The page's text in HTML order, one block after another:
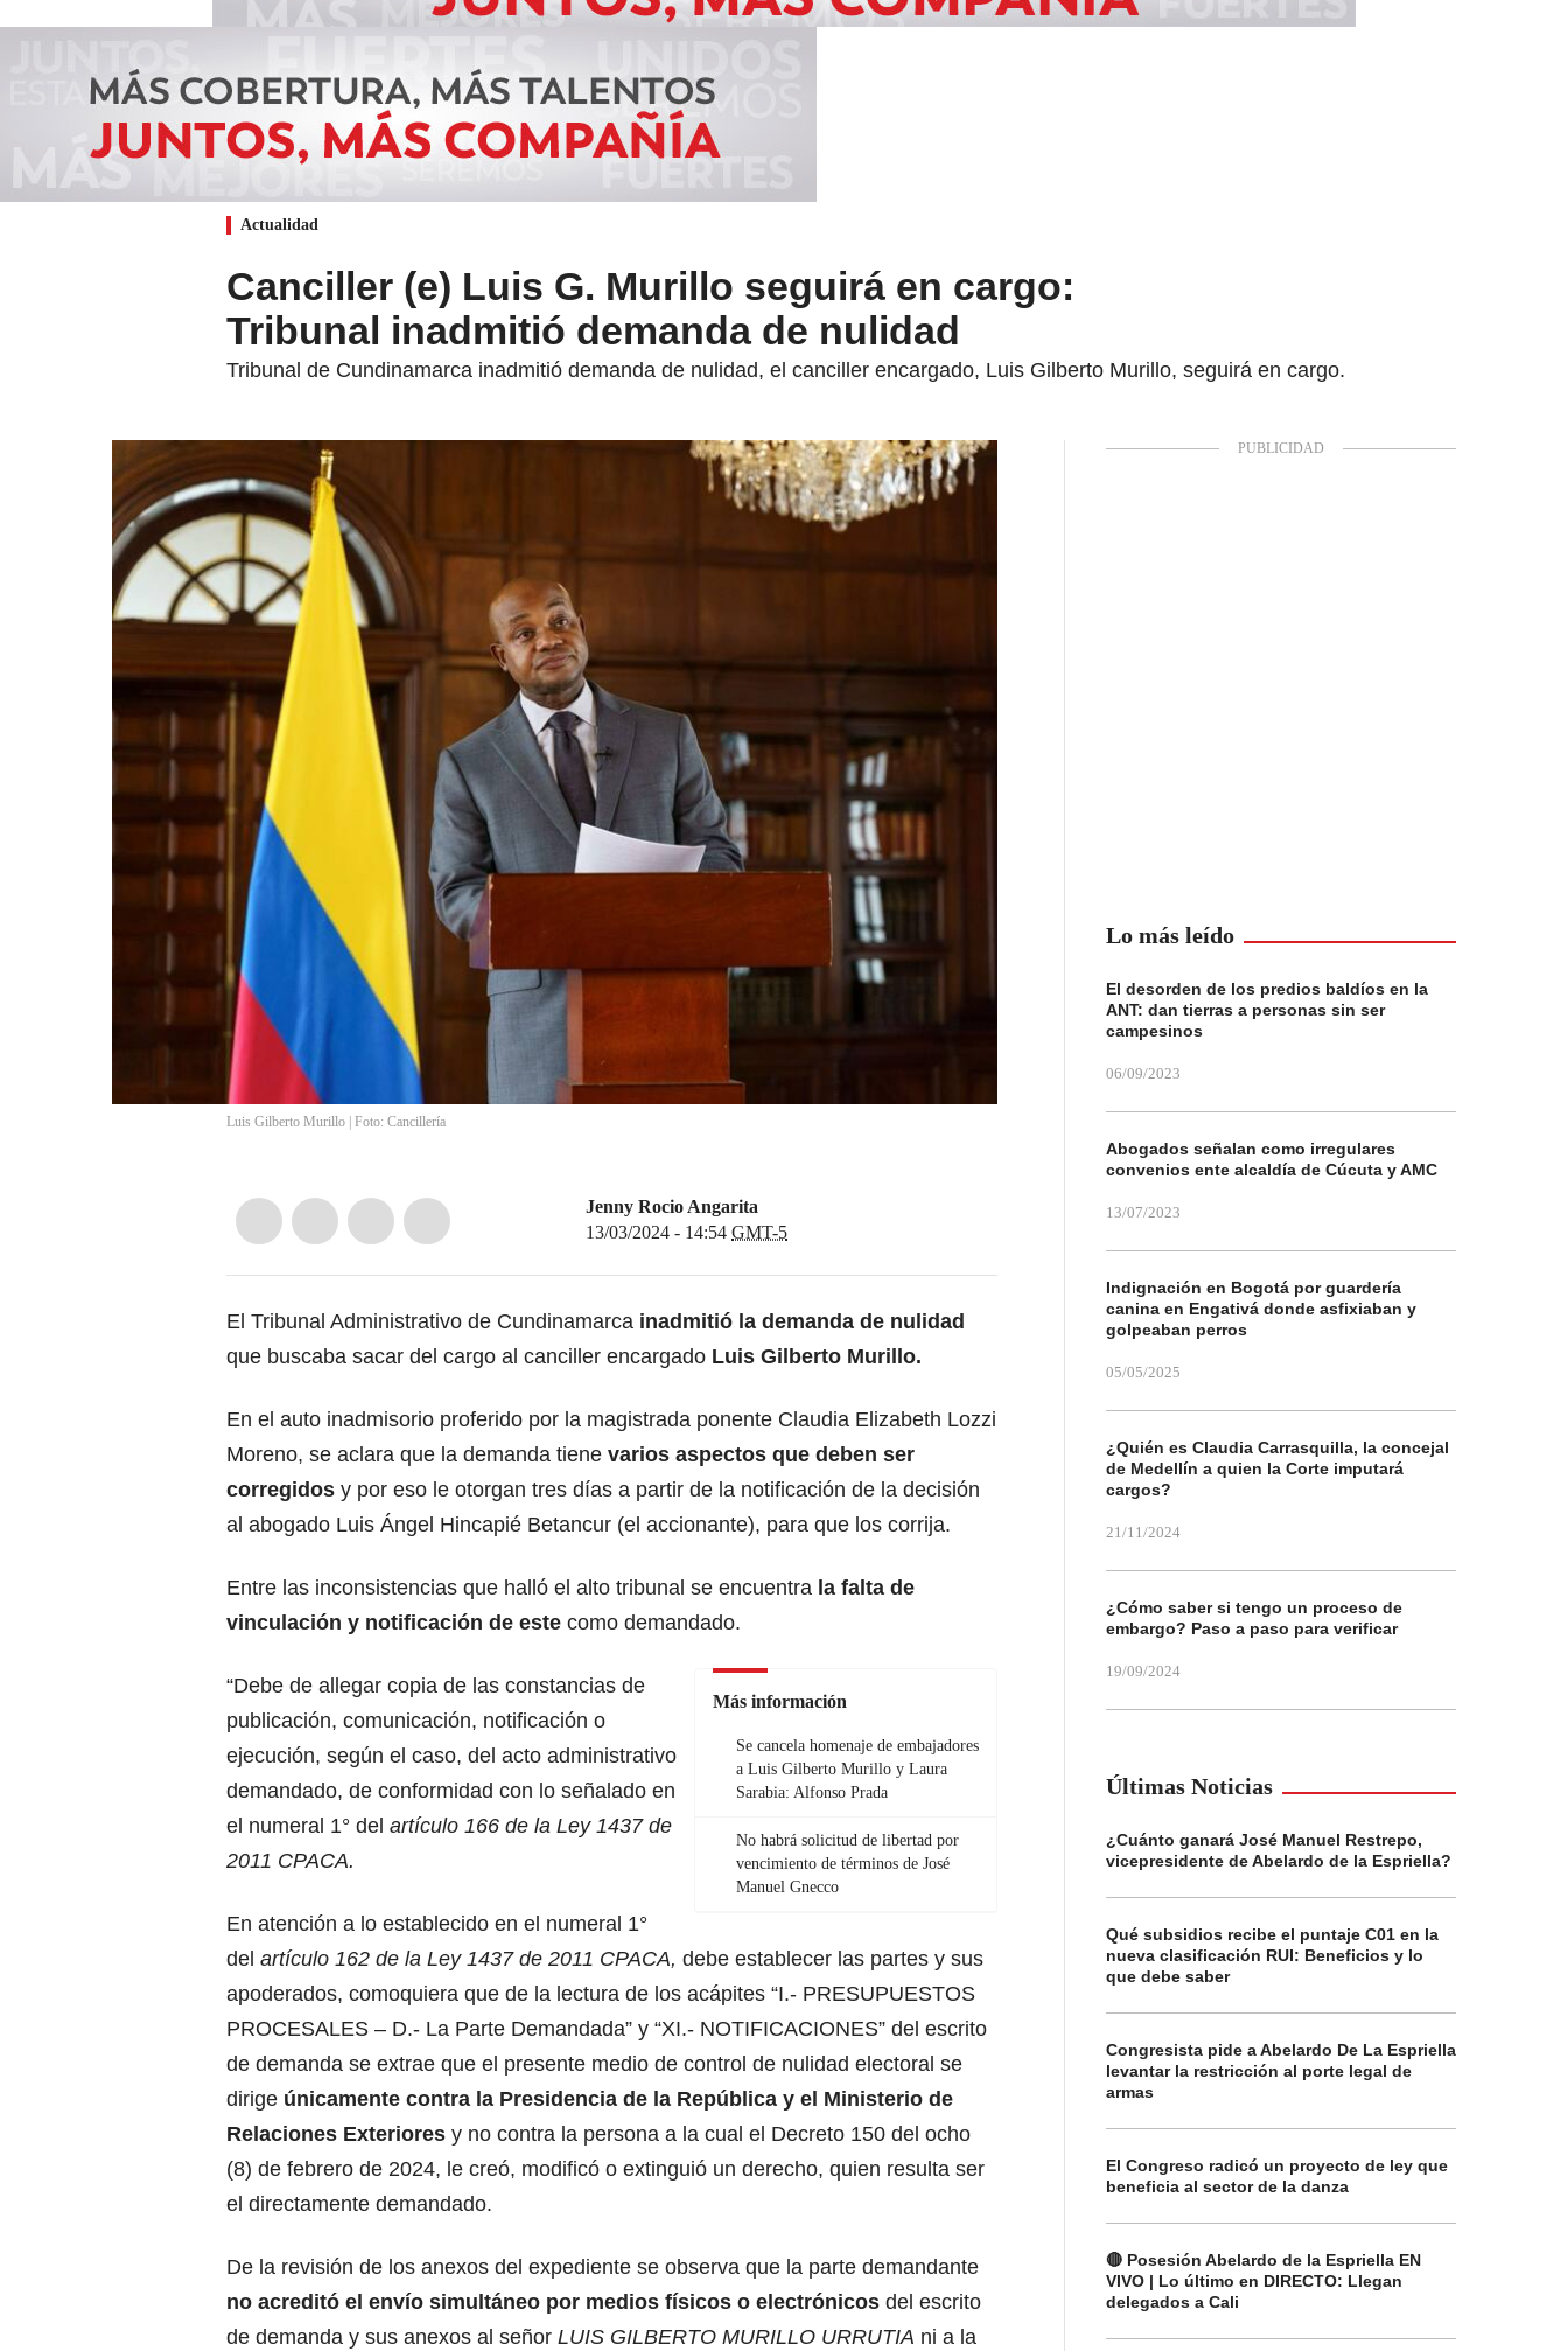
Actualidad
Canciller (e) Luis G. Murillo seguirá en cargo:
Tribunal inadmitió demanda de nulidad
Tribunal de Cundinamarca inadmitió demanda de nulidad, el canciller encargado, Luis Gilberto Murillo, seguirá en cargo.
Luis Gilberto Murillo | Foto: Cancillería
Jenny Rocio Angarita
13/03/2024 - 14:54 GMT-5
El Tribunal Administrativo de Cundinamarca inadmitió la demanda de nulidad
que buscaba sacar del cargo al canciller encargado Luis Gilberto Murillo.
En el auto inadmisorio proferido por la magistrada ponente Claudia Elizabeth Lozzi
Moreno, se aclara que la demanda tiene varios aspectos que deben ser
corregidos y por eso le otorgan tres días a partir de la notificación de la decisión
al abogado Luis Ángel Hincapié Betancur (el accionante), para que los corrija.
Entre las inconsistencias que halló el alto tribunal se encuentra la falta de
vinculación y notificación de este como demandado.
Más información
Se cancela homenaje de embajadores
a Luis Gilberto Murillo y Laura
Sarabia: Alfonso Prada
No habrá solicitud de libertad por
vencimiento de términos de José
Manuel Gnecco
“Debe de allegar copia de las constancias de
publicación, comunicación, notificación o
ejecución, según el caso, del acto administrativo
demandado, de conformidad con lo señalado en
el numeral 1° del artículo 166 de la Ley 1437 de
2011 CPACA.
En atención a lo establecido en el numeral 1°
del artículo 162 de la Ley 1437 de 2011 CPACA, debe establecer las partes y sus
apoderados, comoquiera que de la lectura de los acápites “I.- PRESUPUESTOS
PROCESALES – D.- La Parte Demandada” y “XI.- NOTIFICACIONES” del escrito
de demanda se extrae que el presente medio de control de nulidad electoral se
dirige únicamente contra la Presidencia de la República y el Ministerio de
Relaciones Exteriores y no contra la persona a la cual el Decreto 150 del ocho
(8) de febrero de 2024, le creó, modificó o extinguió un derecho, quien resulta ser
el directamente demandado.
De la revisión de los anexos del expediente se observa que la parte demandante
no acreditó el envío simultáneo por medios físicos o electrónicos del escrito
de demanda y sus anexos al señor LUIS GILBERTO MURILLO URRUTIA ni a la
Lo más leído
El desorden de los predios baldíos en la
ANT: dan tierras a personas sin ser
campesinos
06/09/2023
Abogados señalan como irregulares
convenios ente alcaldía de Cúcuta y AMC
13/07/2023
Indignación en Bogotá por guardería
canina en Engativá donde asfixiaban y
golpeaban perros
05/05/2025
¿Quién es Claudia Carrasquilla, la concejal
de Medellín a quien la Corte imputará
cargos?
21/11/2024
¿Cómo saber si tengo un proceso de
embargo? Paso a paso para verificar
19/09/2024
Últimas Noticias
¿Cuánto ganará José Manuel Restrepo,
vicepresidente de Abelardo de la Espriella?
Qué subsidios recibe el puntaje C01 en la
nueva clasificación RUI: Beneficios y lo
que debe saber
Congresista pide a Abelardo De La Espriella
levantar la restricción al porte legal de
armas
El Congreso radicó un proyecto de ley que
beneficia al sector de la danza
🔴 Posesión Abelardo de la Espriella EN
VIVO | Lo último en DIRECTO: Llegan
delegados a Cali